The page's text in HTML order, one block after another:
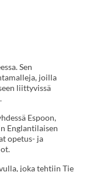
Sen
joilla
liittyvissä
Espoon,
Englantilaisen
opetus- ja
joka tehtiin Tie